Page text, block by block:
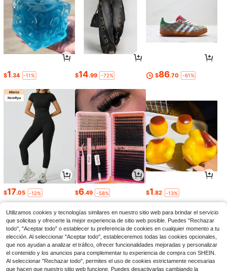
$1.34 -11% $14.99 -72% $86.70 -61%
$17.05 -12% $6.49 -58% $1.82 -13%
Utilizamos cookies y tecnologías similares en nuestro sitio web para brindar el servicio
que solicitas y ofrecerte la mejor experiencia de sitio web posible. Puedes "Rechazar
todo", "Aceptar todo" o establecer tu preferencia de cookies en cualquier momento a tu
elección. Al seleccionar "Aceptar todo", estableceremos todas las cookies opcionales,
que nos ayudan a analizar el tráfico, ofrecer funcionalidades mejoradas y personalizar
el contenido y los anuncios para complementar tu experiencia de compra con SHEIN.
Al seleccionar "Rechazar todo", permites el uso de cookies estrictamente necesarias
que hacen que nuestro sitio web funcione. Puedes desactivarlas cambiando la